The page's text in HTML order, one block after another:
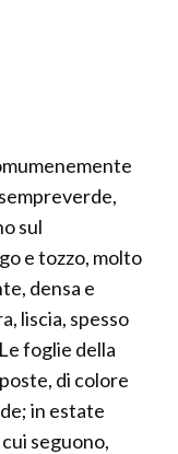
sul
e tozzo, molto
densa e
liscia, spesso
foglie della
di colore
in estate
seguono,